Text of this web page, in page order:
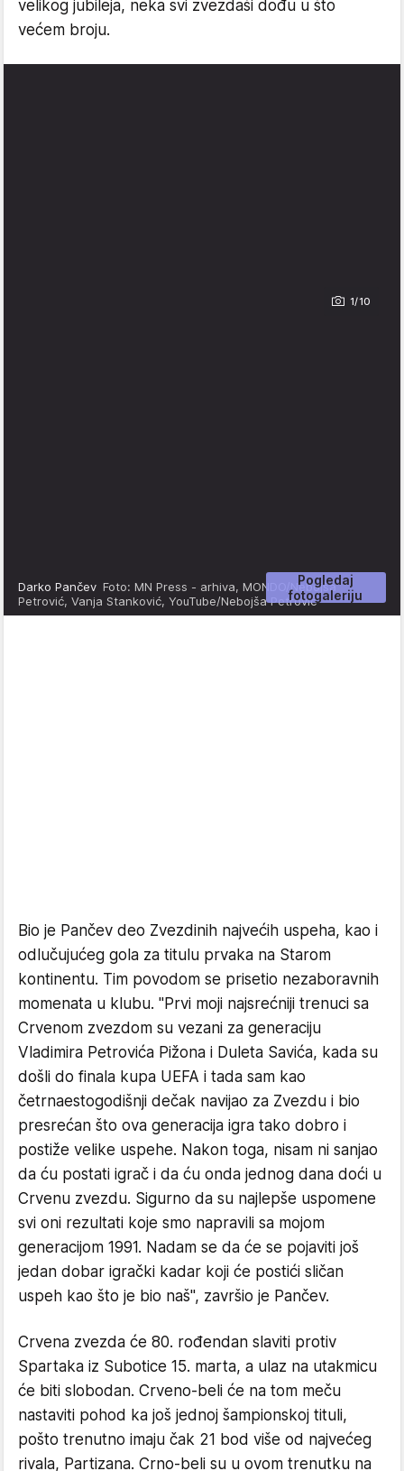
velikog jubileja, neka svi zvezdaši dođu u što
većem broju.
1/10
Pogledaj
fotogaleriju
Darko Pančev Foto: MN Press - arhiva, MONDO/Nebojša
Petrović, Vanja Stanković, YouTube/Nebojša Petrović
Bio je Pančev deo Zvezdinih najvećih uspeha, kao i
odlučujućeg gola za titulu prvaka na Starom
kontinentu. Tim povodom se prisetio nezaboravnih
momenata u klubu. "Prvi moji najsrećniji trenuci sa
Crvenom zvezdom su vezani za generaciju
Vladimira Petrovića Pižona i Duleta Savića, kada su
došli do finala kupa UEFA i tada sam kao
četrnaestogodišnji dečak navijao za Zvezdu i bio
presrećan što ova generacija igra tako dobro i
postiže velike uspehe. Nakon toga, nisam ni sanjao
da ću postati igrač i da ću onda jednog dana doći u
Crvenu zvezdu. Sigurno da su najlepše uspomene
svi oni rezultati koje smo napravili sa mojom
generacijom 1991. Nadam se da će se pojaviti još
jedan dobar igrački kadar koji će postići sličan
uspeh kao što je bio naš", završio je Pančev.
Crvena zvezda će 80. rođendan slaviti protiv
Spartaka iz Subotice 15. marta, a ulaz na utakmicu
će biti slobodan. Crveno-beli će na tom meču
nastaviti pohod ka još jednoj šampionskoj tituli,
pošto trenutno imaju čak 21 bod više od najvećeg
rivala, Partizana. Crno-beli su u ovom trenutku na